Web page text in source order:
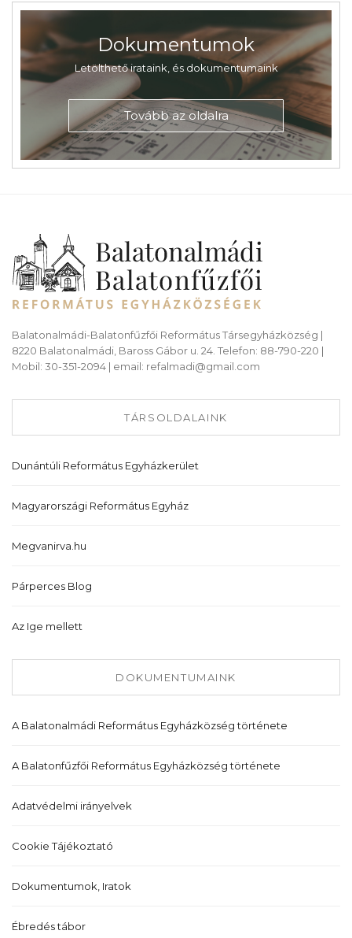
Dokumentumok
Letölthető irataink, és dokumentumaink
Tovább az oldalra
Balatonalmádi-Balatonfűzfői Református Társegyházközség |
8220 Balatonalmádi, Baross Gábor u. 24. Telefon: 88-790-220 |
Mobil: 30-351-2094 | email: refalmadi@gmail.com
TÁRSOLDALAINK
Dunántúli Református Egyházkerület
Magyarországi Református Egyház
Megvanirva.hu
Párperces Blog
Az Ige mellett
DOKUMENTUMAINK
A Balatonalmádi Református Egyházközség története
A Balatonfűzfői Református Egyházközség története
Adatvédelmi irányelvek
Cookie Tájékoztató
Dokumentumok, Iratok
Ébredés tábor